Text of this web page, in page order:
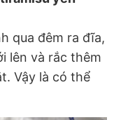
qua đêm ra đĩa,
lên và rắc thêm
Vậy là có thể